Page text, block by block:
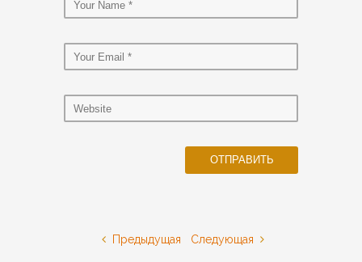
Предыдущая Следующая